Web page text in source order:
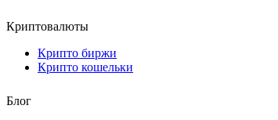
Криптовалюты
Крипто биржи
Крипто кошельки
Блог